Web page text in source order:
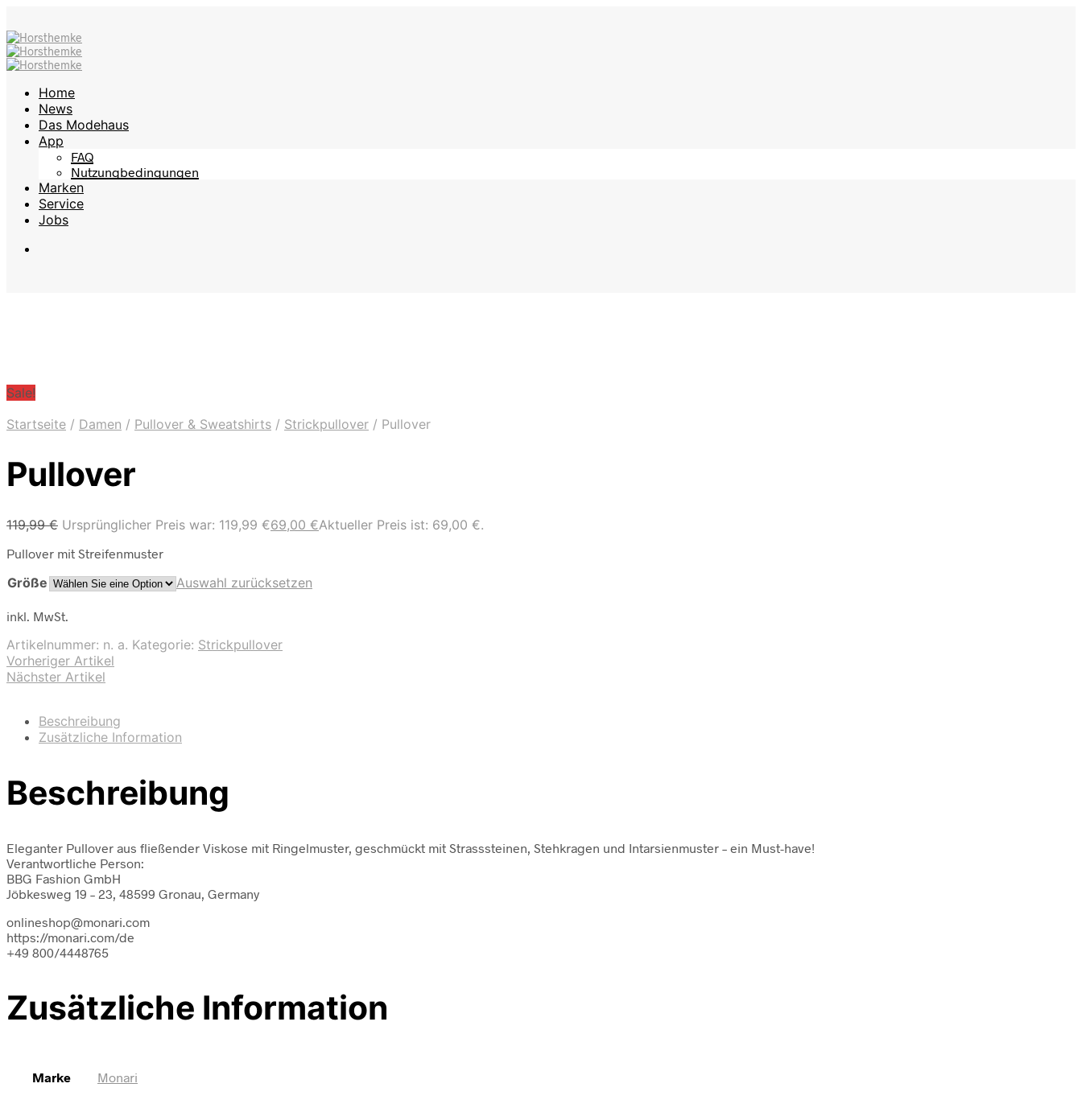
Home
News
Das Modehaus
App
FAQ
Nutzungbedingungen
Marken
Service
Jobs
Sale!
Startseite / Damen / Pullover & Sweatshirts / Strickpullover / Pullover
Pullover
119,99€ Ursprünglicher Preis war: 119,99 €69,00 €Aktueller Preis ist: 69,00 €.
Pullover mit Streifenmuster
Größe Auswahl zurücksetzen
inkl. MwSt.
Artikelnummer: n. a. Kategorie: Strickpullover
Vorheriger Artikel
Nächster Artikel
Beschreibung
Zusätzliche Information
Beschreibung
Eleganter Pullover aus fließender Viskose mit Ringelmuster, geschmückt mit Strasssteinen, Stehkragen und Intarsienmuster – ein Must-have!
Verantwortliche Person:
BBG Fashion GmbH
Jöbkesweg 19 – 23, 48599 Gronau, Germany
onlineshop@monari.com
https://monari.com/de
+49 800/4448765
Zusätzliche Information
Marke Monari